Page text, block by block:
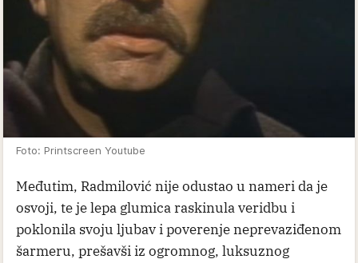
Foto: Printscreen Youtube
Međutim, Radmilović nije odustao u nameri da je
osvoji, te je lepa glumica raskinula veridbu i
poklonila svoju ljubav i poverenje neprevaziđenom
šarmeru, prešavši iz ogromnog, luksuznog